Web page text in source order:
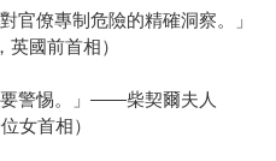
官僚專制危險的精確洞察。」
國前首相）
要警惕。」――柴契爾夫人
女首相）